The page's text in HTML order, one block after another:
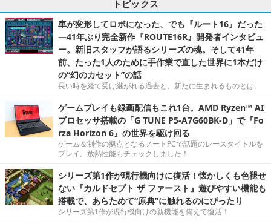
トピックス
車が変形してロボになった、でも『ルート16』だった
―41年ぶり完全新作『ROUTE16R』開発者インタビュ
ー。新旧スタッフが語るシリーズの魂。そして41年
前、たった1人のために手作業で直した世界に1本だけ
の“幻のカセット”の話
長い時を経て受け継がれる過去と、新たに生まれるものとは。
ゲームプレイも録画配信もこれ1台。AMD Ryzen™ AI
プロセッサ搭載の「G TUNE P5-A7G60BK-D」で『Fo
rza Horizon 6』の世界を駆け回る
ゲーム＆制作の拠点となるノートPCで話題のレースタイトルを
プレイ。放熱性能もチェックしました！
シリーズ第1作が現行機向けに復活！懐かしくも色褪せ
ない『カルドセプト ザ ファースト』遊びやすい機能も
搭載で、あらためて“原典”に触れるのにぴったり
シリーズ第1作が現行機向けの新機能を備えて復活！